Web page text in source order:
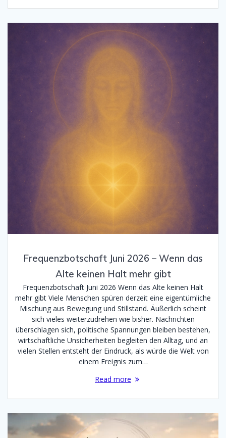
Frequenzbotschaft Juni 2026 – Wenn das
Alte keinen Halt mehr gibt
Frequenzbotschaft Juni 2026 Wenn das Alte keinen Halt
mehr gibt Viele Menschen spüren derzeit eine eigentümliche
Mischung aus Bewegung und Stillstand. Äußerlich scheint
sich vieles weiterzudrehen wie bisher. Nachrichten
überschlagen sich, politische Spannungen bleiben bestehen,
wirtschaftliche Unsicherheiten begleiten den Alltag, und an
vielen Stellen entsteht der Eindruck, als würde die Welt von
einem Ereignis zum…
Read more